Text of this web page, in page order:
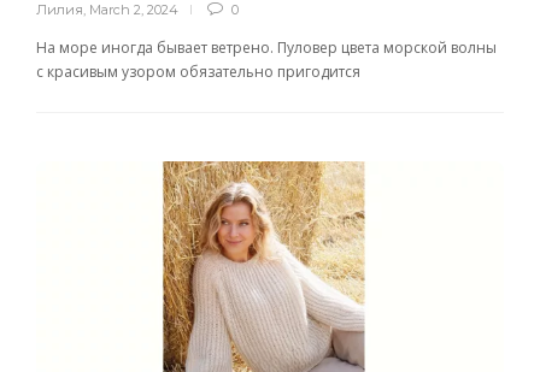
Лилия, March 2, 2024 0
На море иногда бывает ветрено. Пуловер цвета морской волны
с красивым узором обязательно пригодится